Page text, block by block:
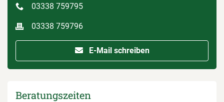
03338 759795
03338 759796
E-Mail schreiben
Beratungszeiten